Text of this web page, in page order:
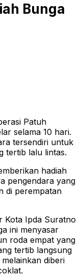
Bunga
Patuh
selama 10 hari.
tersendiri untuk
tertib lalu lintas.
hadiah
pengendara yang
di perempatan
Kota Ipda Suratno
ini menyasar
roda empat yang
tertib langsung
diberi